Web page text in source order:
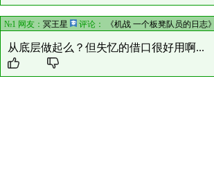
№1 网友： 冥王星 评论： 《机战 一个板凳队员的日志》
从底层做起么？但失忆的借口很好用啊...